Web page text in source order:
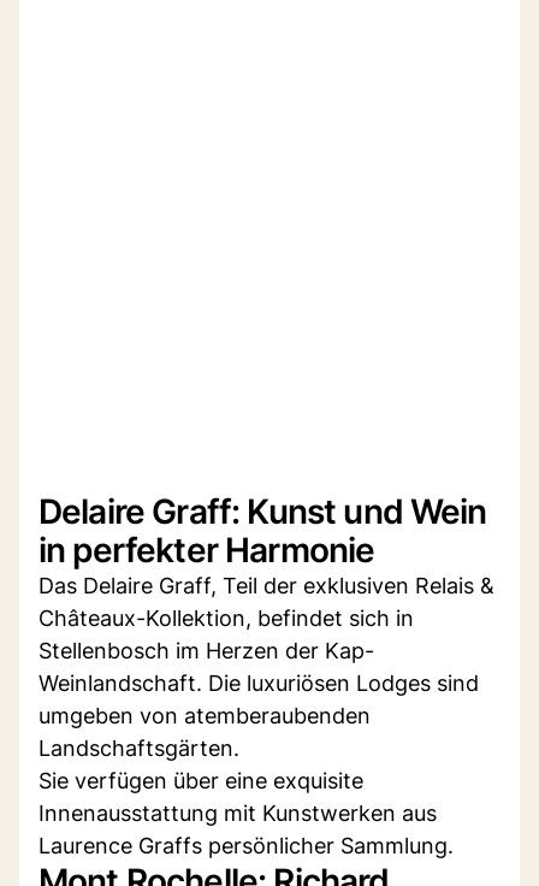
Delaire Graff: Kunst und Wein
in perfekter Harmonie
Das Delaire Graff, Teil der exklusiven Relais &
Châteaux-Kollektion, befindet sich in
Stellenbosch im Herzen der Kap-
Weinlandschaft. Die luxuriösen Lodges sind
umgeben von atemberaubenden
Landschaftsgärten.
Sie verfügen über eine exquisite
Innenausstattung mit Kunstwerken aus
Laurence Graffs persönlicher Sammlung.